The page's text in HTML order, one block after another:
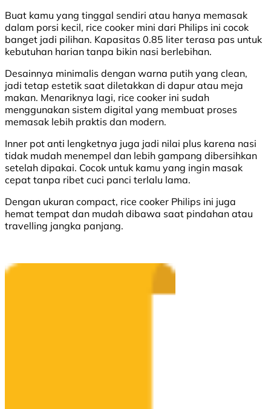
Buat kamu yang tinggal sendiri atau hanya memasak
dalam porsi kecil, rice cooker mini dari Philips ini cocok
banget jadi pilihan. Kapasitas 0.85 liter terasa pas untuk
kebutuhan harian tanpa bikin nasi berlebihan.
Desainnya minimalis dengan warna putih yang clean,
jadi tetap estetik saat diletakkan di dapur atau meja
makan. Menariknya lagi, rice cooker ini sudah
menggunakan sistem digital yang membuat proses
memasak lebih praktis dan modern.
Inner pot anti lengketnya juga jadi nilai plus karena nasi
tidak mudah menempel dan lebih gampang dibersihkan
setelah dipakai. Cocok untuk kamu yang ingin masak
cepat tanpa ribet cuci panci terlalu lama.
Dengan ukuran compact, rice cooker Philips ini juga
hemat tempat dan mudah dibawa saat pindahan atau
travelling jangka panjang.